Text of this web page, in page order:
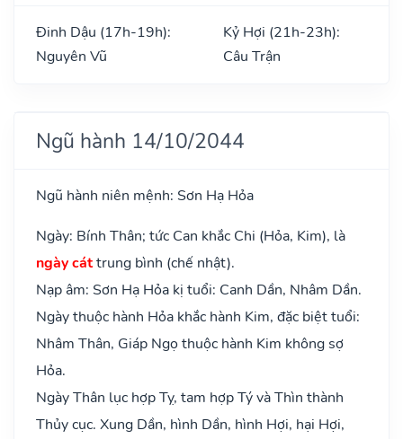
Đinh Dậu (17h-19h):
Nguyên Vũ
Kỷ Hợi (21h-23h):
Câu Trận
Ngũ hành 14/10/2044
Ngũ hành niên mệnh: Sơn Hạ Hỏa
Ngày: Bính Thân; tức Can khắc Chi (Hỏa, Kim), là
ngày cáttrung bình (chế nhật).
Nạp âm: Sơn Hạ Hỏa kị tuổi: Canh Dần, Nhâm Dần.
Ngày thuộc hành Hỏa khắc hành Kim, đặc biệt tuổi:
Nhâm Thân, Giáp Ngọ thuộc hành Kim không sợ
Hỏa.
Ngày Thân lục hợp Tỵ, tam hợp Tý và Thìn thành
Thủy cục. Xung Dần, hình Dần, hình Hợi, hại Hợi,